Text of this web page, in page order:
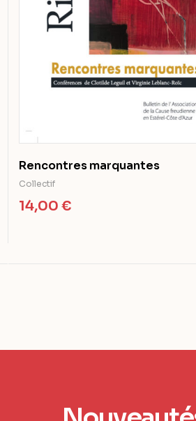
Rencontres marquantes
Collectif
14,00 €